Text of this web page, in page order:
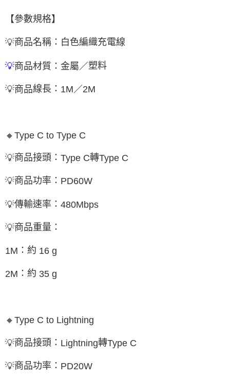
【參數規格】
💡商品名稱：白色編織充電線
💡商品材質：金屬 ／塑料
💡商品線長： 1M ／2M
🔸 Type C to Type C
💡商品接頭： Type C轉Type C
💡商品功率： PD60W
💡傳輸速率： 480Mbps
💡商品重量：
1M ：約 16 g
2M ：約 35 g
🔸 Type C to Lightning
💡商品接頭： Lightning轉Type C
💡商品功率： PD20W